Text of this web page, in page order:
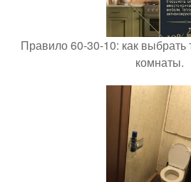
Правило 60-30-10: как выбрать
комнаты.